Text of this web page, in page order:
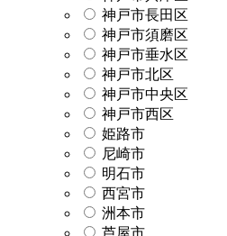
神戸市長田区
神戸市須磨区
神戸市垂水区
神戸市北区
神戸市中央区
神戸市西区
姫路市
尼崎市
明石市
西宮市
洲本市
芦屋市